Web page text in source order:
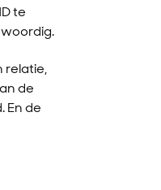
te
relatie,
de
En de